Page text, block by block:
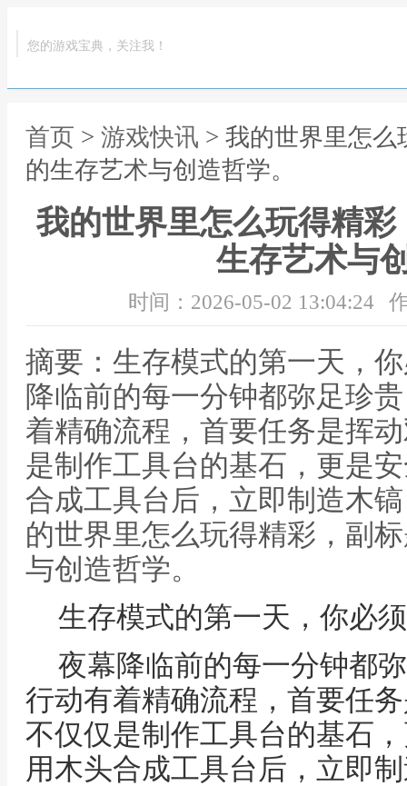
您的游戏宝典，关注我！
首页 > 游戏快讯 > 我的世界里怎
的生存艺术与创造哲学。
我的世界里怎么玩得精
生存艺术与
时间：2026-05-02 13:04:24
摘要：生存模式的第一天，
降临前的每一分钟都弥足珍
着精确流程，首要任务是挥
是制作工具台的基石，更是
合成工具台后，立即制造木
的世界里怎么玩得精彩，副
与创造哲学。
生存模式的第一天，你必
夜幕降临前的每一分钟都
行动有着精确流程，首要任
不仅仅是制作工具台的基石
用木头合成工具台后，立即